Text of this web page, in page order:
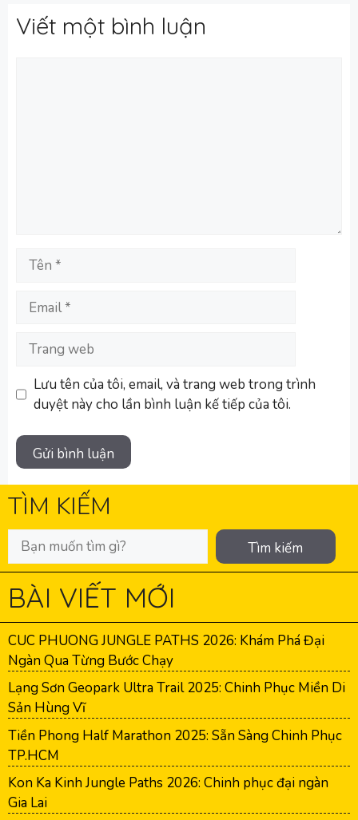
Viết một bình luận
Tên
Email
Trang
Lưu tên của tôi, email, và trang web trong trình
duyệt này cho lần bình luận kế tiếp của tôi.
TÌM KIẾM
Tìm kiếm
BÀI VIẾT MỚI
CUC PHUONG JUNGLE PATHS 2026: Khám Phá Đại
Ngàn Qua Từng Bước Chạy
Lạng Sơn Geopark Ultra Trail 2025: Chinh Phục Miền Di
Sản Hùng Vĩ
Tiền Phong Half Marathon 2025: Sẵn Sàng Chinh Phục
TP.HCM
Kon Ka Kinh Jungle Paths 2026: Chinh phục đại ngàn
Gia Lai